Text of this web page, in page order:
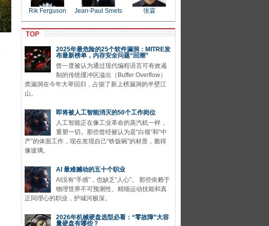
Rik Ferguson Jean-Paul Smets 张霖
TOP
2025年最危险的25个软件漏洞：MITRE发
布最新榜单，内存安全问题“回潮”
曾一度被认为通过现代编程语言可有效遏
制的传统缓冲区溢出（Buffer Overflow）
类漏洞在今年大举回归，占据了新上榜漏洞的半壁江
山。
即将被人工智能消灭的50个工作岗位
人工智能正在像工业革命的蒸汽机一样，
重塑一切。那些曾经被认为是“白领”和“中
产”的体面工作，现在发现自己“铁饭碗”的材质，脆得
像玻璃。
AI 最难撼动的五十个职业
AI没有“手感”，也缺乏“人心”。 那些依赖于
物理世界不可预测性、精细运动技能和真
正同理心的职业，护城河极深。
2026年机械硬盘选型必看：“零故障”大容
量硬盘有哪些？